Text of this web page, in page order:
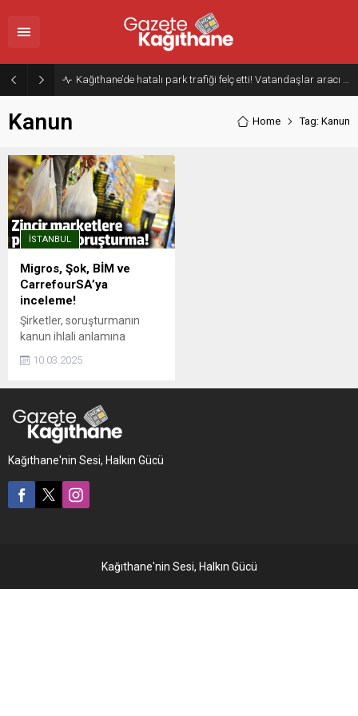
Kanun Home Tag: Kanun
İSTANBUL
Migros, Şok, BİM ve
CarrefourSA’ya
inceleme!
Şirketler, soruşturmanın
kanun ihlali anlamına
senetlerinde düşüş yaşandı.
marketlerine soruşturma
açıldı. BİM'E İKİ YENİ
tarafından Kamuoyu ...
10.03.2025
Kağıthane'nin Sesi, Halkın Gücü
Kağıthane'nin Sesi, Halkın Gücü